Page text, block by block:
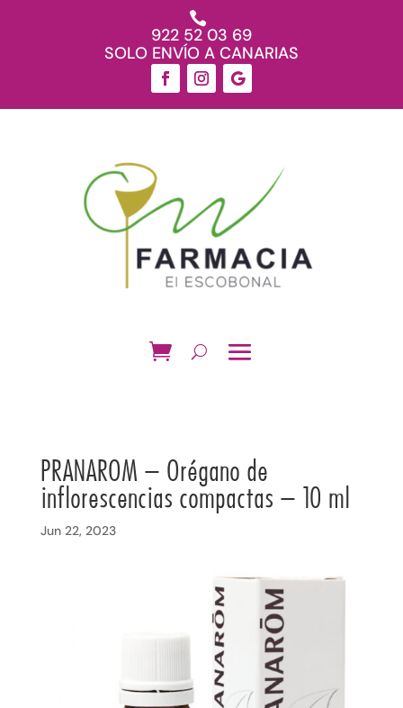

922 52 03 69
SOLO ENVÍO A CANARIAS
PRANAROM – Orégano de
inflorescencias compactas – 10 ml
Jun 22, 2023